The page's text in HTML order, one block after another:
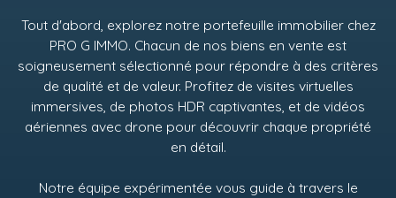
Tout d'abord, explorez notre portefeuille immobilier chez
PRO G IMMO. Chacun de nos biens en vente est
soigneusement sélectionné pour répondre à des critères
de qualité et de valeur. Profitez de visites virtuelles
immersives, de photos HDR captivantes, et de vidéos
aériennes avec drone pour découvrir chaque propriété
en détail.
Notre équipe expérimentée vous guide à travers le